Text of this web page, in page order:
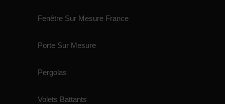
Fenêtre Sur Mesure France
Porte Sur Mesure
Pergolas
Volets Battants